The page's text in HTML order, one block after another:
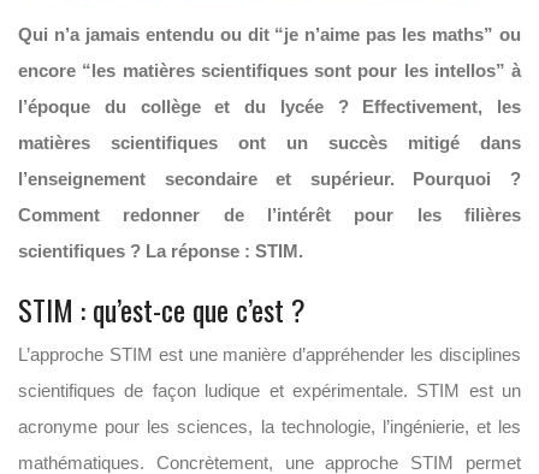
Qui n’a jamais entendu ou dit “je n’aime pas les maths” ou
encore “les matières scientifiques sont pour les intellos” à
l’époque du collège et du lycée ? Effectivement, les
matières scientifiques ont un succès mitigé dans
l’enseignement secondaire et supérieur. Pourquoi ?
Comment redonner de l’intérêt pour les filières
scientifiques ? La réponse : STIM.
STIM : qu’est-ce que c’est ?
L’approche STIM est une manière d’appréhender les disciplines
scientifiques de façon ludique et expérimentale. STIM est un
acronyme pour les sciences, la technologie, l’ingénierie, et les
mathématiques. Concrètement, une approche STIM permet